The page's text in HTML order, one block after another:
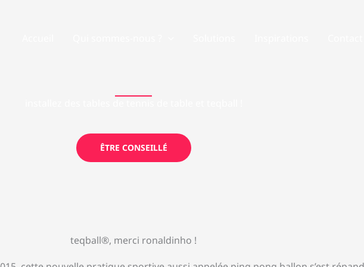
ÊTRE CONSEILLÉ
teqball®, merci ronaldinho !